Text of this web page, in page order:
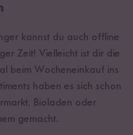
kannst du auch offline
Zeit! Vielleicht ist dir die
beim Wocheneinkauf ins
haben es sich schon
Bioladen oder
gemacht.